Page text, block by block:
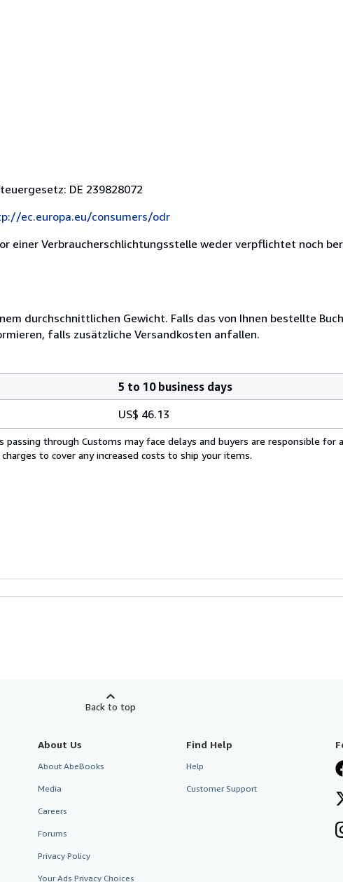
DE 239828072
ec.europa.eu/consumers/odr
einer Verbraucherschlichtungsstelle weder verpflichtet noch
durchschnittlichen Gewicht. Falls das von Ihnen bestellte Buch
falls zusätzliche Versandkosten anfallen.
5 to 10 business days
US$ 46.13
through Customs may face delays and buyers are responsible for
to cover any increased costs to ship your items.
Back to top
About Us
About AbeBooks
Media
Careers
Forums
Privacy Policy
Your Ads Privacy Choices
Find Help
Help
Customer Support